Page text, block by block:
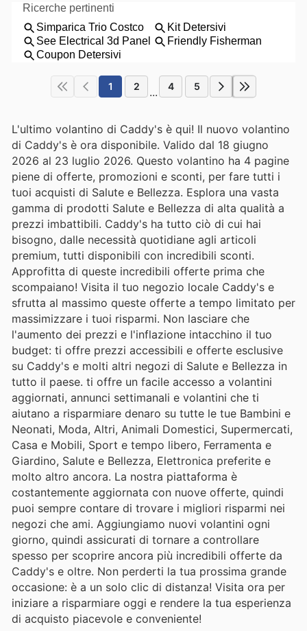
1 2 ... 4 5
L'ultimo volantino di Caddy's è qui! Il nuovo volantino
di Caddy's è ora disponibile. Valido dal 18 giugno
2026 al 23 luglio 2026. Questo volantino ha 4 pagine
piene di offerte, promozioni e sconti, per fare tutti i
tuoi acquisti di Salute e Bellezza. Esplora una vasta
gamma di prodotti Salute e Bellezza di alta qualità a
prezzi imbattibili. Caddy's ha tutto ciò di cui hai
bisogno, dalle necessità quotidiane agli articoli
premium, tutti disponibili con incredibili sconti.
Approfitta di queste incredibili offerte prima che
scompaiano! Visita il tuo negozio locale Caddy's e
sfrutta al massimo queste offerte a tempo limitato per
massimizzare i tuoi risparmi. Non lasciare che
l'aumento dei prezzi e l'inflazione intacchino il tuo
budget: ti offre prezzi accessibili e offerte esclusive
su Caddy's e molti altri negozi di Salute e Bellezza in
tutto il paese. ti offre un facile accesso a volantini
aggiornati, annunci settimanali e volantini che ti
aiutano a risparmiare denaro su tutte le tue Bambini e
Neonati, Moda, Altri, Animali Domestici, Supermercati,
Casa e Mobili, Sport e tempo libero, Ferramenta e
Giardino, Salute e Bellezza, Elettronica preferite e
molto altro ancora. La nostra piattaforma è
costantemente aggiornata con nuove offerte, quindi
puoi sempre contare di trovare i migliori risparmi nei
negozi che ami. Aggiungiamo nuovi volantini ogni
giorno, quindi assicurati di tornare a controllare
spesso per scoprire ancora più incredibili offerte da
Caddy's e oltre. Non perderti la tua prossima grande
occasione: è a un solo clic di distanza! Visita ora per
iniziare a risparmiare oggi e rendere la tua esperienza
di acquisto piacevole e conveniente!